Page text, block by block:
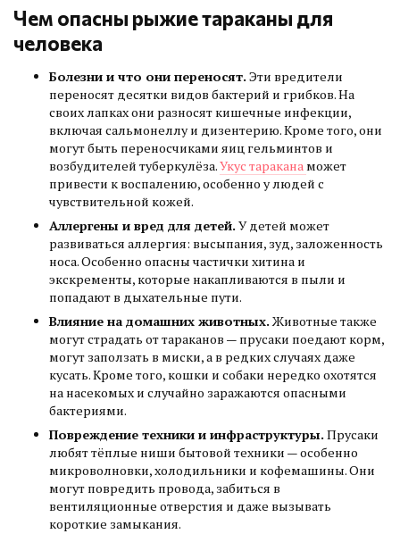
Чем опасны рыжие тараканы для
человека
Болезни и что они переносят.Эти вредители
переносят десятки видов бактерий и грибков. На
своих лапках они разносят кишечные инфекции,
включая сальмонеллу и дизентерию. Кроме того, они
могут быть переносчиками яиц гельминтов и
возбудителей туберкулёза.Укус тараканаможет
привести к воспалению, особенно у людей с
чувствительной кожей.
Аллергены и вред для детей.У детей может
развиваться аллергия: высыпания, зуд, заложенность
носа. Особенно опасны частички хитина и
экскременты, которые накапливаются в пыли и
попадают в дыхательные пути.
Влияние на домашних животных.Животные также
могут страдать от тараканов — прусаки поедают корм,
могут заползать в миски, а в редких случаях даже
кусать. Кроме того, кошки и собаки нередко охотятся
на насекомых и случайно заражаются опасными
бактериями.
Повреждение техники и инфраструктуры.Прусаки
любят тёплые ниши бытовой техники — особенно
микроволновки, холодильники и кофемашины. Они
могут повредить провода, забиться в
вентиляционные отверстия и даже вызывать
короткие замыкания.